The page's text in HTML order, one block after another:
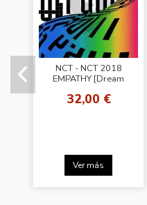
NCT - NCT 2018
EMPATHY [Dream
32,00 €
Ver más